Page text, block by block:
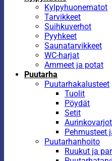
Kylpyhuonematot
Tarvikkeet
Suihkuverhot
Pyyhkeet
Saunatarvikkeet
WC-harjat
Ammeet ja potat
Puutarha
Puutarhakalusteet
Tuolit
Pöydät
Setit
Aurinkovarjot
Pehmusteet
Puutarhanhoito
Ruukut ja